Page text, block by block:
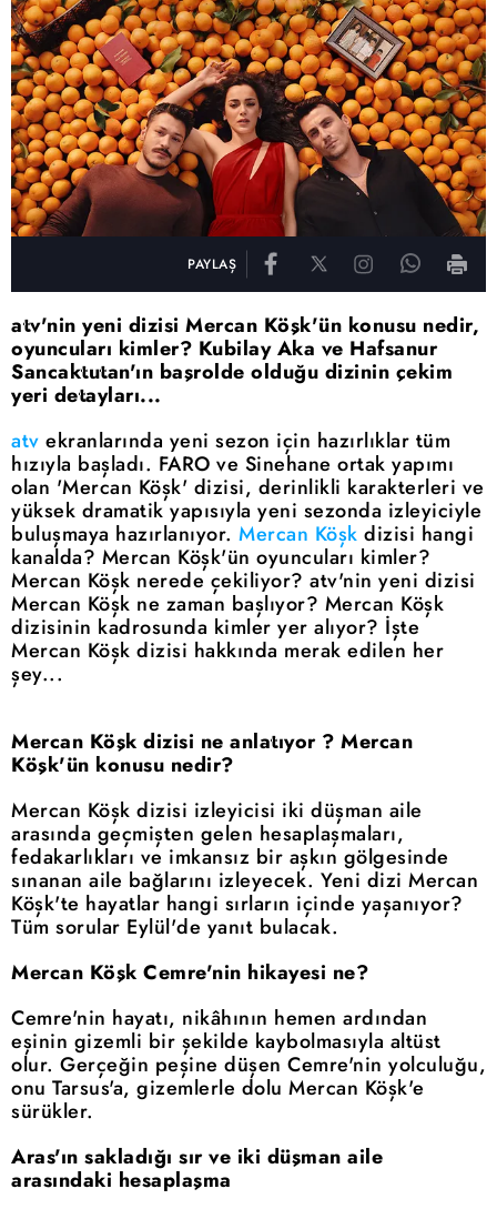
PAYLAŞ
atv'nin yeni dizisi Mercan Köşk'ün konusu nedir,
oyuncuları kimler? Kubilay Aka ve Hafsanur
Sancaktutan'ın başrolde olduğu dizinin çekim
yeri detayları...
atv ekranlarında yeni sezon için hazırlıklar tüm
hızıyla başladı. FARO ve Sinehane ortak yapımı
olan 'Mercan Köşk' dizisi, derinlikli karakterleri ve
yüksek dramatik yapısıyla yeni sezonda izleyiciyle
buluşmaya hazırlanıyor. Mercan Köşk dizisi hangi
kanalda? Mercan Köşk'ün oyuncuları kimler?
Mercan Köşk nerede çekiliyor? atv'nin yeni dizisi
Mercan Köşk ne zaman başlıyor? Mercan Köşk
dizisinin kadrosunda kimler yer alıyor? İşte
Mercan Köşk dizisi hakkında merak edilen her
şey...
Mercan Köşk dizisi ne anlatıyor ? Mercan
Köşk'ün konusu nedir?
Mercan Köşk dizisi izleyicisi iki düşman aile
arasında geçmişten gelen hesaplaşmaları,
fedakarlıkları ve imkansız bir aşkın gölgesinde
sınanan aile bağlarını izleyecek. Yeni dizi Mercan
Köşk'te hayatlar hangi sırların içinde yaşanıyor?
Tüm sorular Eylül'de yanıt bulacak.
Mercan Köşk Cemre'nin hikayesi ne?
Cemre'nin hayatı, nikâhının hemen ardından
eşinin gizemli bir şekilde kaybolmasıyla altüst
olur. Gerçeğin peşine düşen Cemre'nin yolculuğu,
onu Tarsus'a, gizemlerle dolu Mercan Köşk'e
sürükler.
Aras'ın sakladığı sır ve iki düşman aile
arasındaki hesaplaşma